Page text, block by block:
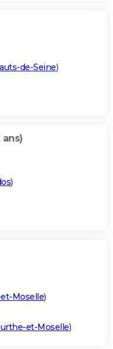
de-Seine)
ans)
)
Moselle)
et-Moselle)